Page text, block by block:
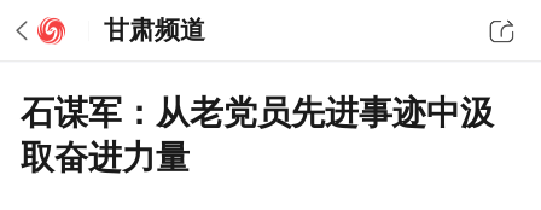
甘肃频道
石谋军：从老党员先进事迹中汲
取奋进力量